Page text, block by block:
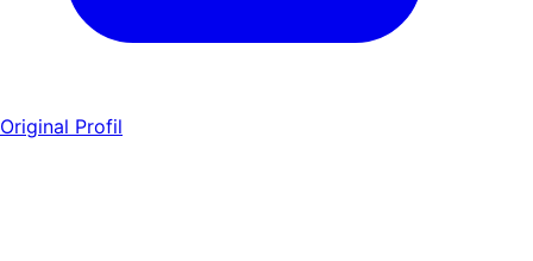
Original Profil